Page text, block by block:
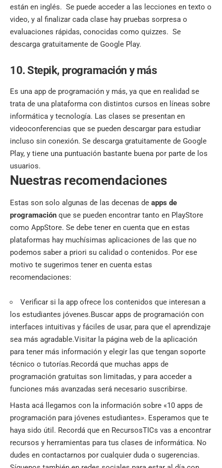
están en inglés. Se puede acceder a las lecciones en texto o
video, y al finalizar cada clase hay pruebas sorpresa o
evaluaciones rápidas, conocidas como quizzes. Se
descarga gratuitamente de Google Play.
10. Stepik, programación y más
Es una app de programación y más, ya que en realidad se
trata de una plataforma con distintos cursos en líneas sobre
informática y tecnología. Las clases se presentan en
videoconferencias que se pueden descargar para estudiar
incluso sin conexión. Se descarga gratuitamente de Google
Play, y tiene una puntuación bastante buena por parte de los
usuarios.
Nuestras recomendaciones
Estas son solo algunas de las decenas de apps de
programación que se pueden encontrar tanto en PlayStore
como AppStore. Se debe tener en cuenta que en estas
plataformas hay muchísimas aplicaciones de las que no
podemos saber a priori su calidad o contenidos. Por ese
motivo te sugerimos tener en cuenta estas
recomendaciones:
Verificar si la app ofrece los contenidos que interesan a
los estudiantes jóvenes.Buscar apps de programación con
interfaces intuitivas y fáciles de usar, para que el aprendizaje
sea más agradable.Visitar la página web de la aplicación
para tener más información y elegir las que tengan soporte
técnico o tutorías.Recordá que muchas apps de
programación gratuitas son limitadas, y para acceder a
funciones más avanzadas será necesario suscribirse.
Hasta acá llegamos con la información sobre «10 apps de
programación para jóvenes estudiantes». Esperamos que te
haya sido útil. Recordá que en RecursosTICs vas a encontrar
recursos y herramientas para tus clases de informática. No
dudes en contactarnos por cualquier duda o sugerencias.